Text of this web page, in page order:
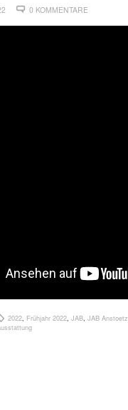
0 KOMMENTARE
2022 Frühjahr 2022 JAB JAB Anstoetz